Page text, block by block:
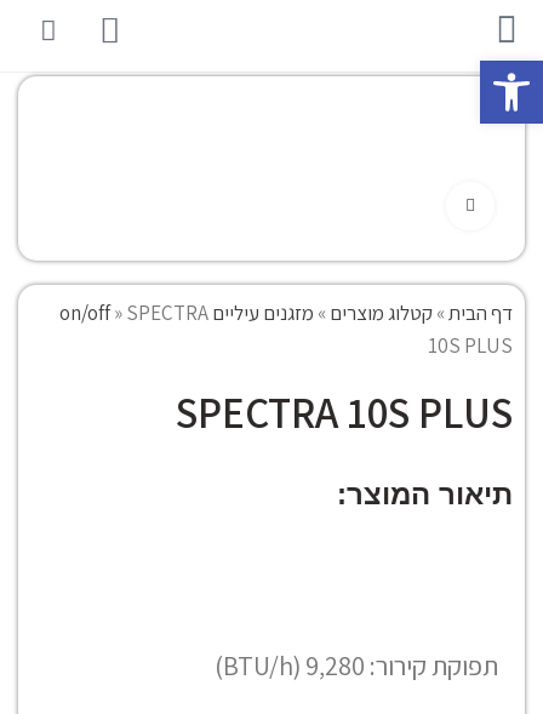
דף הבית»קטלוג מוצרים » מזגנים עיליים on/off »SPECTRA
10S PLUS
SPECTRA 10S PLUS
תיאור המוצר:
תפוקת קירור: 9,280 (BTU/h)
פתח סרגל נגישות